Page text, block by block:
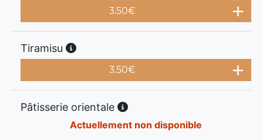
3.50€
Tiramisu
3.50€
Pâtisserie orientale
Actuellement non disponible